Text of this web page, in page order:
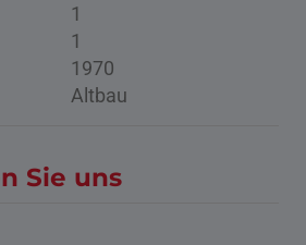
1
1
1970
Altbau
Sie uns